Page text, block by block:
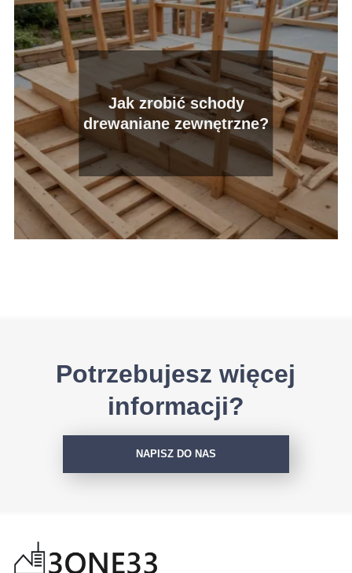
Jak zrobić schody
drewaniane zewnętrzne?
Potrzebujesz więcej
informacji?
NAPISZ DO NAS